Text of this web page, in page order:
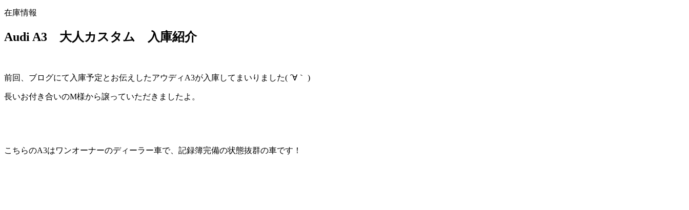
在庫情報
Audi A3 大人カスタム 入庫紹介
前回、ブログにて入庫予定とお伝えしたアウディA3が入庫してまいりました( ´∀｀ )
長いお付き合いのM様から譲っていただきましたよ。
こちらのA3はワンオーナーのディーラー車で、記録簿完備の状態抜群の車です！